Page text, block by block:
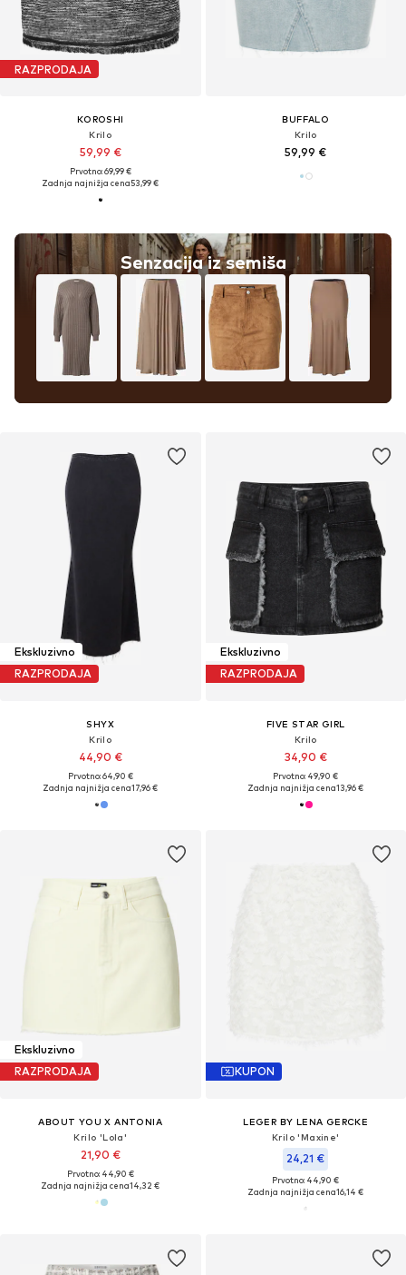
RAZPRODAJA
KOROSHI
Krilo
59,99 €
Prvotno: 69,99 €
Zadnja najnižja cena53,99 €
Senzacija iz semiša
BUFFALO
Krilo
59,99 €
Ekskluzivno
RAZPRODAJA
SHYX
Krilo
44,90 €
Prvotno: 64,90 €
Zadnja najnižja cena17,96 €
Ekskluzivno
RAZPRODAJA
FIVE STAR GIRL
Krilo
34,90 €
Prvotno: 49,90 €
Zadnja najnižja cena13,96 €
Ekskluzivno
RAZPRODAJA
ABOUT YOU X ANTONIA
Krilo 'Lola'
21,90 €
Prvotno: 44,90 €
Zadnja najnižja cena14,32 €
KUPON
LEGER BY LENA GERCKE
Krilo 'Maxine'
24,21 €
Prvotno: 44,90 €
Zadnja najnižja cena16,14 €